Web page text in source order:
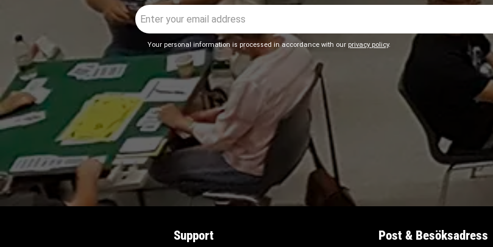
Your personal information is processed in accordance with our privacy policy.
Support Post & Besöksadress